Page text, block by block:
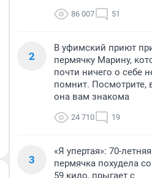
86 007 51
2
В уфимский приют
пермячку Марину,
почти ничего о себе
помнит. Посмотрите,
она вам знакома
24 710 19
3
«Я упертая»: 70-летняя
пермячка похудела
59 кило, прыгает с